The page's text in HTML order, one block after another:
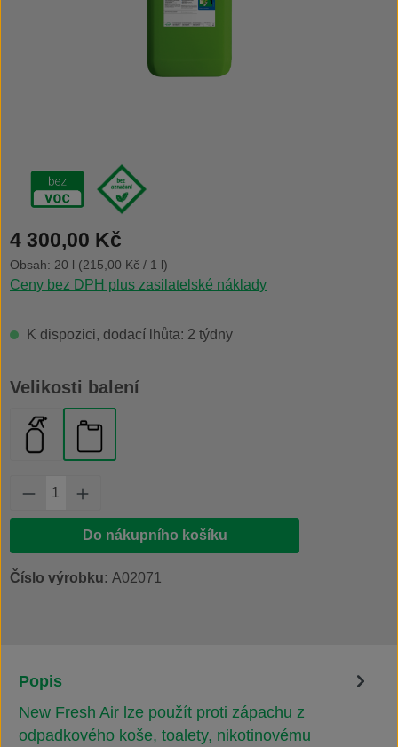
Běžná cena:
4 300,00 Kč
Obsah: 20 l (215,00 Kč / 1 l)
Ceny bez DPH plus zasilatelské náklady
K dispozici, dodací lhůta: 2 týdny
Vyberte
Velikosti balení
Množství produktu: Zadejte požadované
Do nákupního košíku
Číslo výrobku: A02071
Popis
New Fresh Air lze použít proti zápachu z
odpadkového koše, toalety, nikotinovému